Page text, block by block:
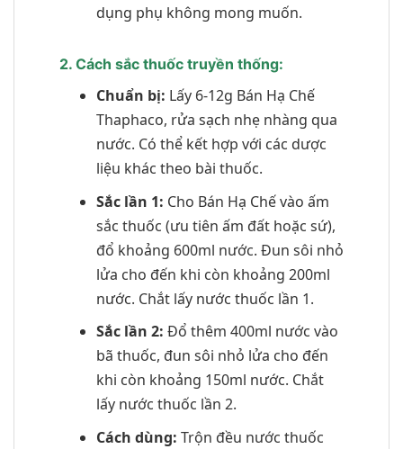
dụng phụ không mong muốn.
2. Cách sắc thuốc truyền thống:
Chuẩn bị: Lấy 6-12g Bán Hạ Chế
Thaphaco, rửa sạch nhẹ nhàng qua
nước. Có thể kết hợp với các dược
liệu khác theo bài thuốc.
Sắc lần 1: Cho Bán Hạ Chế vào ấm
sắc thuốc (ưu tiên ấm đất hoặc sứ),
đổ khoảng 600ml nước. Đun sôi nhỏ
lửa cho đến khi còn khoảng 200ml
nước. Chắt lấy nước thuốc lần 1.
Sắc lần 2: Đổ thêm 400ml nước vào
bã thuốc, đun sôi nhỏ lửa cho đến
khi còn khoảng 150ml nước. Chắt
lấy nước thuốc lần 2.
Cách dùng: Trộn đều nước thuốc